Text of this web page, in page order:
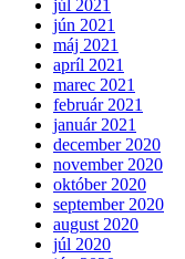
júl 2021
jún 2021
máj 2021
apríl 2021
marec 2021
február 2021
január 2021
december 2020
november 2020
október 2020
september 2020
august 2020
júl 2020